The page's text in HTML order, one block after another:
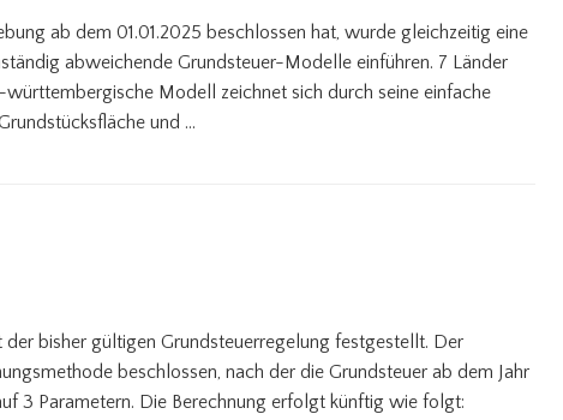
ab dem 01.01.2025 beschlossen hat, wurde gleichzeitig eine
abweichende Grundsteuer-Modelle einführen. 7 Länder
Modell zeichnet sich durch seine einfache
und …
bisher gültigen Grundsteuerregelung festgestellt. Der
beschlossen, nach der die Grundsteuer ab dem Jahr
3 Parametern. Die Berechnung erfolgt künftig wie folgt: